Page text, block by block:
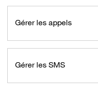
Gérer les appels
Gérer les SMS